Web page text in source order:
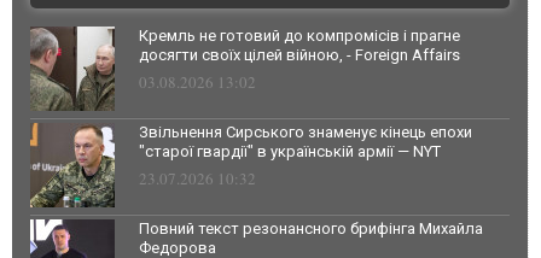
Кремль не готовий до компромісів і прагне
досягти своїх цілей війною, - Foreign Affairs
03.08.2026 13:02
Звільнення Сирського знаменує кінець епохи
"старої гвардії" в українській армії — NYT
23.07.2026 10:32
Повний текст резонансного брифінга Михайла
Федорова